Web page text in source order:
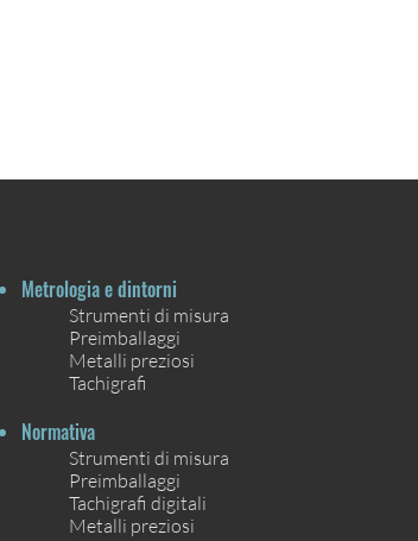
Metrologia e dintorni
Strumenti di misura
Preimballaggi
Metalli preziosi
Tachigrafi
Normativa
Strumenti di misura
Preimballaggi
Tachigrafi digitali
Metalli preziosi